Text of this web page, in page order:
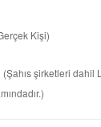
Kişi)
(Şahıs şirketleri dahil